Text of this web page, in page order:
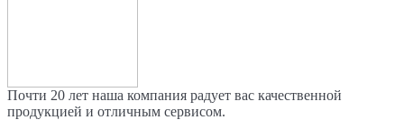
Почти 20 лет наша компания радует вас качественной
продукцией и отличным сервисом.